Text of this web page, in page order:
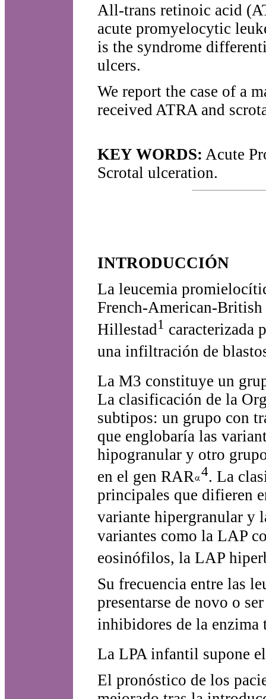
All-trans retinoic acid
acute promyelocytic
is the syndrome
ulcers.
We report the case of a
received ATRA and
KEY WORDS: Acute
Scrotal ulceration.
INTRODUCCIÓN
La leucemia
French-American-
Hillestad1 caracterizada
una infiltración de
La M3 constituye un
La clasificación de la
subtipos: un grupo con
que englobaría las
hipogranular y otro
en el gen RAR 4. La
principales que difieren
variante hipergranular y
variantes como la LAP
eosinófilos, la LAP
Su frecuencia entre las
presentarse de novo o
inhibidores de la enzima
La LPA infantil supone
El pronóstico de los